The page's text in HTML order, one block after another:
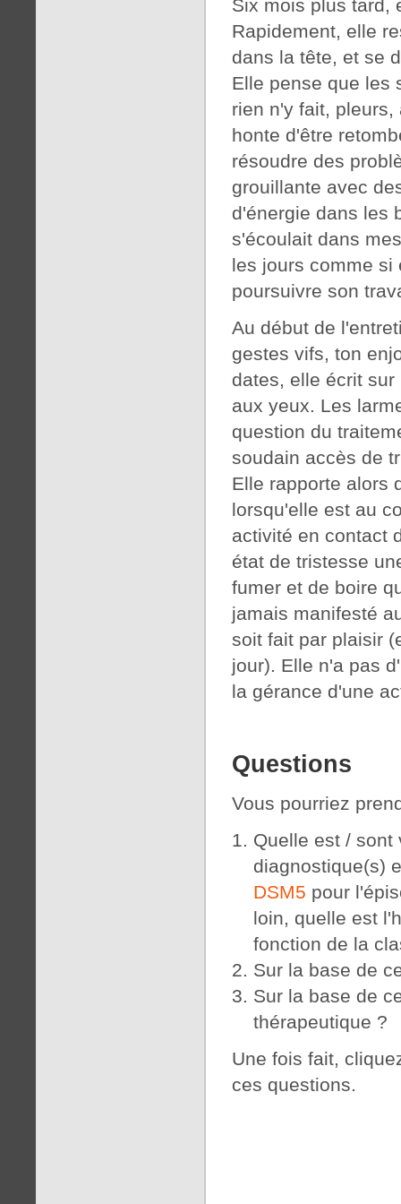
Six mois plus tard,
Rapidement, elle
dans la tête, et se
Elle pense que les
rien n'y fait,
honte d'être
résoudre des
grouillante avec
d'énergie dans les
s'écoulait dans
les jours comme si
poursuivre son
Au début de
gestes vifs, ton
dates, elle écrit
aux yeux. Les
question du
soudain accès de
Elle rapporte alors
lorsqu'elle est au
activité en contact
état de tristesse
fumer et de boire
jamais manifesté
soit fait par plaisir
jour). Elle n'a pas
la gérance d'une
Questions
Vous pourriez
Quelle est / sont
diagnostique(s)
DSM5 pour
loin, quelle est
fonction de la
Sur la base de
Sur la base de
thérapeutique ?
Une fois fait,
ces questions.